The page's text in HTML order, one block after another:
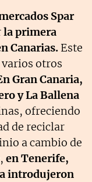
Spar
la primera
Canarias. Este
otros
Gran Canaria,
y La Ballena
ofreciendo
de reciclar
a cambio de
en Tenerife,
introdujeron